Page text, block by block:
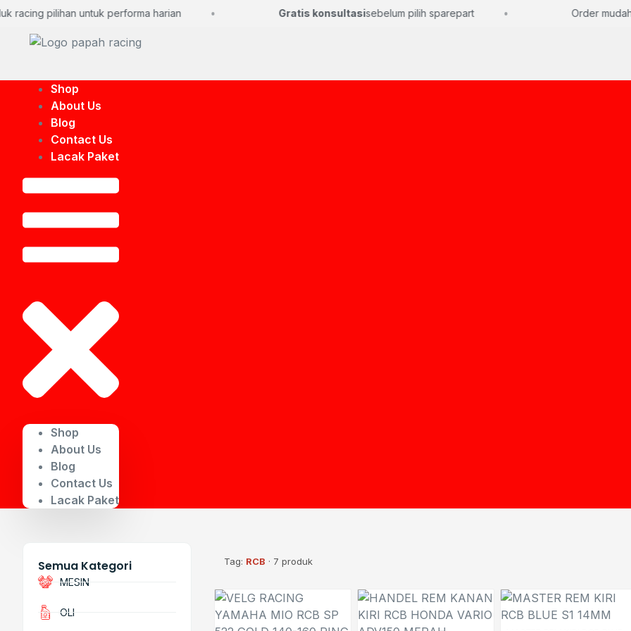
pilihan untuk performa harian Gratis konsultasisebelum pilih sparepart Order mudah,
Shop
About Us
Blog
Contact Us
Lacak Paket
Shop
About Us
Blog
Contact Us
Lacak Paket
Semua Kategori
MESIN
OLI
Tag: RCB · 7 produk